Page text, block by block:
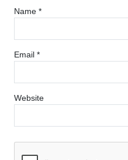
Name *
Email *
Website